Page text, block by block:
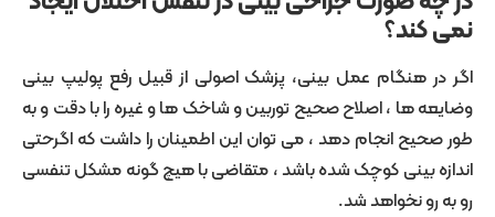
عمل بینی، پزشک اصولی از قبیل رفع پولیپ بینی
ها ، اصلاح صحیح توربین و شاخک ها و غیره را با دقت و به
انجام دهد ، می توان این اطمینان را داشت که اگرحتی
بینی کوچک شده باشد ، متقاضی با هیچ گونه مشکل تنفسی
نخواهد شد.